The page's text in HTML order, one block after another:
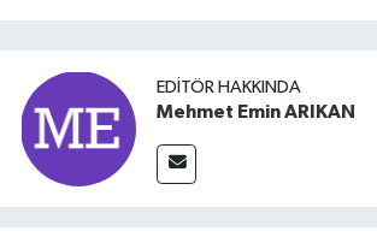
EDITÖR HAKKINDA
Mehmet Emin ARIKAN